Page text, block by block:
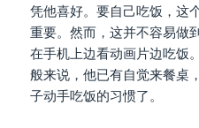
凭他喜好。要自己吃饭，这
重要。然而，这并不容易做
在手机上边看动画片边吃饭
般来说，他已有自觉来餐桌
子动手吃饭的习惯了。